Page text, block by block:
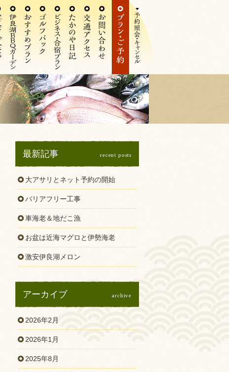
最新記事 recent posts
大アサリとネット予約の開始
バリアフリー工事
車海老＆地だこ漁
お盆は近海マグロと伊勢海老
激安伊良湖メロン
アーカイブ archive
2026年2月
2026年1月
2025年8月